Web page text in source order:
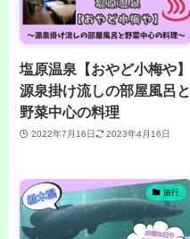
塩原温泉【おやど小梅や】
源泉掛け流しの部屋風呂と
野菜中心の料理
2022年7月16日 2023年4月16日
旅行